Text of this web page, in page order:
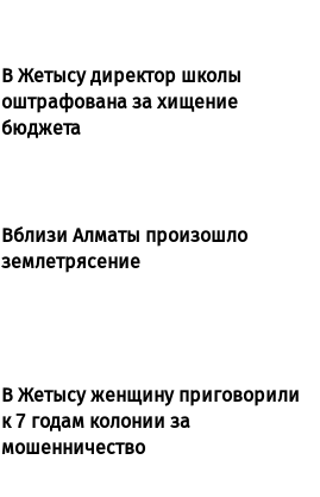
В Жетысу директор школы
оштрафована за хищение
бюджета
Вблизи Алматы произошло
землетрясение
В Жетысу женщину приговорили
к 7 годам колонии за
мошенничество